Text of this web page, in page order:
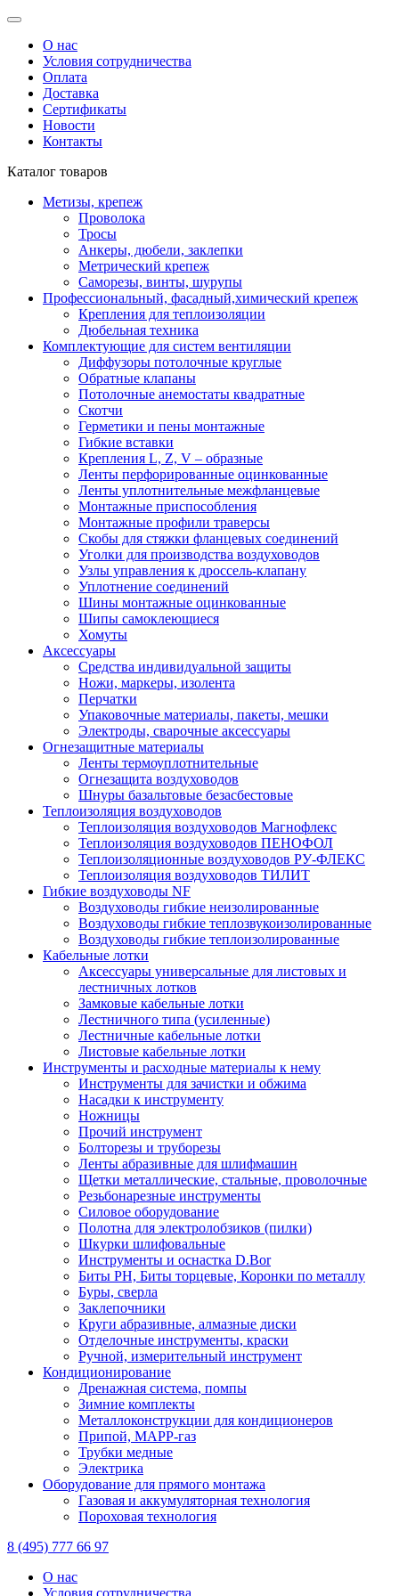
О нас
Условия сотрудничества
Оплата
Доставка
Сертификаты
Новости
Контакты
Каталог товаров
Метизы, крепеж
Проволока
Тросы
Анкеры, дюбели, заклепки
Метрический крепеж
Саморезы, винты, шурупы
Профессиональный, фасадный,химический крепеж
Крепления для теплоизоляции
Дюбельная техника
Комплектующие для систем вентиляции
Диффузоры потолочные круглые
Обратные клапаны
Потолочные анемостаты квадратные
Скотчи
Герметики и пены монтажные
Гибкие вставки
Крепления L, Z, V – образные
Ленты перфорированные оцинкованные
Ленты уплотнительные межфланцевые
Монтажные приспособления
Монтажные профили траверсы
Скобы для стяжки фланцевых соединений
Уголки для производства воздуховодов
Узлы управления к дроссель-клапану
Уплотнение соединений
Шины монтажные оцинкованные
Шипы самоклеющиеся
Хомуты
Аксессуары
Средства индивидуальной защиты
Ножи, маркеры, изолента
Перчатки
Упаковочные материалы, пакеты, мешки
Электроды, сварочные аксессуары
Огнезащитные материалы
Ленты термоуплотнительные
Огнезащита воздуховодов
Шнуры базальтовые безасбестовые
Теплоизоляция воздуховодов
Теплоизоляция воздуховодов Магнофлекс
Теплоизоляция воздуховодов ПЕНОФОЛ
Теплоизоляционные воздуховодов РУ-ФЛЕКС
Теплоизоляция воздуховодов ТИЛИТ
Гибкие воздуховоды NF
Воздуховоды гибкие неизолированные
Воздуховоды гибкие теплозвукоизолированные
Воздуховоды гибкие теплоизолированные
Кабельные лотки
Аксессуары универсальные для листовых и
лестничных лотков
Замковые кабельные лотки
Лестничного типа (усиленные)
Лестничные кабельные лотки
Листовые кабельные лотки
Инструменты и расходные материалы к нему
Инструменты для зачистки и обжима
Насадки к инструменту
Ножницы
Прочий инструмент
Болторезы и труборезы
Ленты абразивные для шлифмашин
Щетки металлические, стальные, проволочные
Резьбонарезные инструменты
Силовое оборудование
Полотна для электролобзиков (пилки)
Шкурки шлифовальные
Инструменты и оснастка D.Bor
Биты PH, Биты торцевые, Коронки по металлу
Буры, сверла
Заклепочники
Круги абразивные, алмазные диски
Отделочные инструменты, краски
Ручной, измерительный инструмент
Кондиционирование
Дренажная система, помпы
Зимние комплекты
Металлоконструкции для кондиционеров
Припой, МАРР-газ
Трубки медные
Электрика
Оборудование для прямого монтажа
Газовая и аккумуляторная технология
Пороховая технология
8 (495) 777 66 97
О нас
Условия сотрудничества